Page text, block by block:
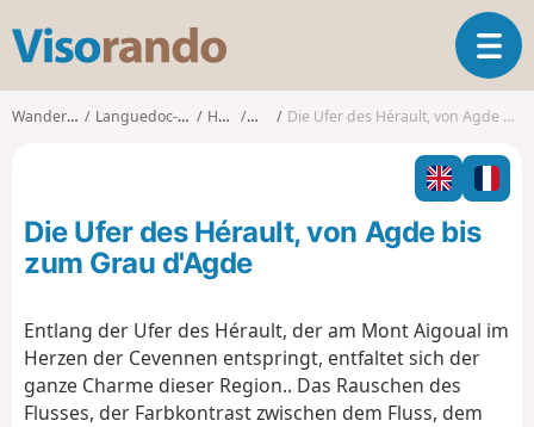
s
o
T
o
g
l
n
a
Wanderungen Languedoc-Roussillon Hérault AgdeDie Ufer des Hérault, von Agde bis zum Grau d'Agde
Die Ufer des Hérault, von Agde bis
zum Grau d'Agde
Entlang der Ufer des Hérault, der am Mont Aigoual im
Herzen der Cevennen entspringt, entfaltet sich der
ganze Charme dieser Region.. Das Rauschen des
Flusses, der Farbkontrast zwischen dem Fluss, dem